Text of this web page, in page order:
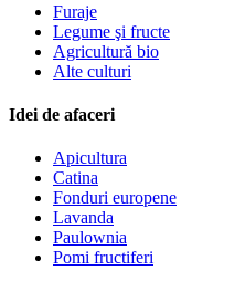
Furaje
Legume şi fructe
Agricultură bio
Alte culturi
Idei de afaceri
Apicultura
Catina
Fonduri europene
Lavanda
Paulownia
Pomi fructiferi